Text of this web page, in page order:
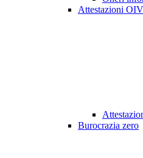
Attestazioni
Burocrazia zero